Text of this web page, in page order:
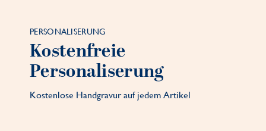
PERSONALISERUNG
Kostenfreie
Personaliserung
Kostenlose Handgravur auf jedem Artikel